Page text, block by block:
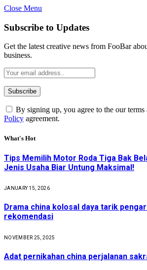
Close Menu
Subscribe to Updates
Get the latest creative news from FooBar
business.
By signing up, you agree to the our terms
Policy agreement.
What's Hot
Tips Memilih Motor Roda Tiga Bak
Jenis Usaha Biar Untung Maksimal!
JANUARY 15, 2026
Drama china kolosal daya tarik
rekomendasi
NOVEMBER 25, 2025
Adat pernikahan china perjalanan